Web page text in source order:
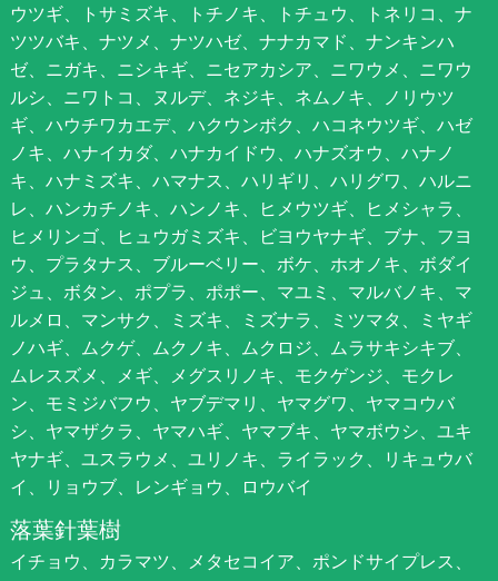
ウツギ、トサミズキ、トチノキ、トチュウ、トネリコ、ナ
ツツバキ、ナツメ、ナツハゼ、ナナカマド、ナンキンハ
ゼ、ニガキ、ニシキギ、ニセアカシア、ニワウメ、ニワウ
ルシ、ニワトコ、ヌルデ、ネジキ、ネムノキ、ノリウツ
ギ、ハウチワカエデ、ハクウンボク、ハコネウツギ、ハゼ
ノキ、ハナイカダ、ハナカイドウ、ハナズオウ、ハナノ
キ、ハナミズキ、ハマナス、ハリギリ、ハリグワ、ハルニ
レ、ハンカチノキ、ハンノキ、ヒメウツギ、ヒメシャラ、
ヒメリンゴ、ヒュウガミズキ、ビヨウヤナギ、ブナ、フヨ
ウ、プラタナス、ブルーベリー、ボケ、ホオノキ、ボダイ
ジュ、ボタン、ポプラ、ポポー、マユミ、マルバノキ、マ
ルメロ、マンサク、ミズキ、ミズナラ、ミツマタ、ミヤギ
ノハギ、ムクゲ、ムクノキ、ムクロジ、ムラサキシキブ、
ムレスズメ、メギ、メグスリノキ、モクゲンジ、モクレ
ン、モミジバフウ、ヤブデマリ、ヤマグワ、ヤマコウバ
シ、ヤマザクラ、ヤマハギ、ヤマブキ、ヤマボウシ、ユキ
ヤナギ、ユスラウメ、ユリノキ、ライラック、リキュウバ
イ、リョウブ、レンギョウ、ロウバイ
落葉針葉樹
イチョウ、カラマツ、メタセコイア、ポンドサイプレス、